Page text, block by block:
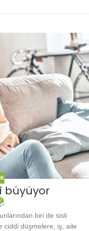
büyüyor
biri de sisli
ciddi düşmelere; iş, aile